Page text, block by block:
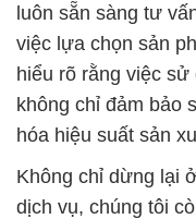
luôn sẵn sàng tư
việc lựa chọn sản
hiểu rõ rằng việc sử
không chỉ đảm bảo
hóa hiệu suất sản
Không chỉ dừng lại
dịch vụ, chúng tôi